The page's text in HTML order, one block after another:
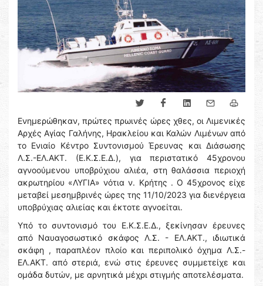
Ενημερώθηκαν, πρώτες πρωινές ώρες χθες, οι Λιμενικές
Αρχές Αγίας Γαλήνης, Ηρακλείου και Καλών Λιμένων από
το Ενιαίο Κέντρο Συντονισμού Έρευνας και Διάσωσης
Λ.Σ.-ΕΛ.ΑΚΤ. (Ε.Κ.Σ.Ε.Δ.), για περιστατικό 45χρονου
αγνοούμενου υποβρύχιου αλιέα, στη θαλάσσια περιοχή
ακρωτηρίου «ΛΥΓΙΑ» νότια ν. Κρήτης . Ο 45χρονος είχε
μεταβεί μεσημβρινές ώρες της 11/10/2023 για διενέργεια
υποβρύχιας αλιείας και έκτοτε αγνοείται.
Υπό το συντονισμό του Ε.Κ.Σ.Ε.Δ., ξεκίνησαν έρευνες
από Ναυαγοσωστικό σκάφος Λ.Σ. - ΕΛ.ΑΚΤ., ιδιωτικά
σκάφη , παραπλέον πλοίο και περιπολικό όχημα Λ.Σ.-
ΕΛ.ΑΚΤ. από στεριά, ενώ στις έρευνες συμμετείχε και
ομάδα δυτών, με αρνητικά μέχρι στιγμής αποτελέσματα.